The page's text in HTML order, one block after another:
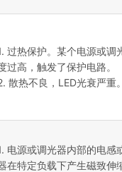
过热保护。某个电源或调
过高，触发了保护电路。
散热不良，LED光衰严重
电源或调光器内部的电感
在特定负载下产生磁致伸